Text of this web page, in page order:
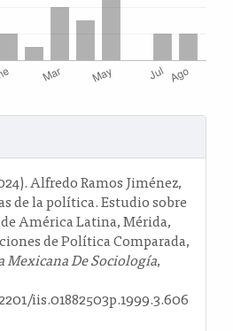
Alfredo Ramos Jiménez,
de la política. Estudio sobre
América Latina, Mérida,
de Política Comparada,
Mexicana De Sociología,
iis.01882503p.1999.3.606